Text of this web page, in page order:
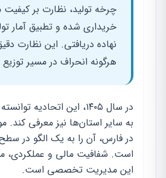
چرخه تولید، نظارت بر کیفیت
خریداری شده و تطبیق آمار
نهاده دریافتی. این نظارت
هرگونه انحراف در مسیر
در سال ۱۴۰۵، این اتحادیه
به سایر استان‌ها نیز معرفی کند.
در فارس، آن را به یک الگو در
است. شفافیت مالی و عملکردی،
این مدیریت تخصصی است.